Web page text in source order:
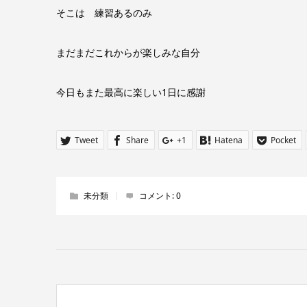
そこは 練習あるのみ
まだまだこれからが楽しみな自分
今日もまた最高に楽しい1日に感謝
Tweet Share +1 Hatena Pocket
未分類 コメント:0